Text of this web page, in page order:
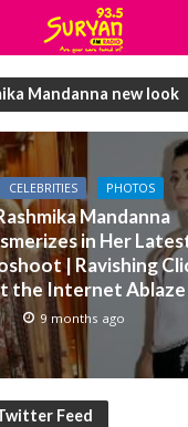
Mandanna new look
CELEBRITIES PHOTOS
Mandanna
in Her
| Ravishing
the Internet Ablaze
9 months ago
Feed